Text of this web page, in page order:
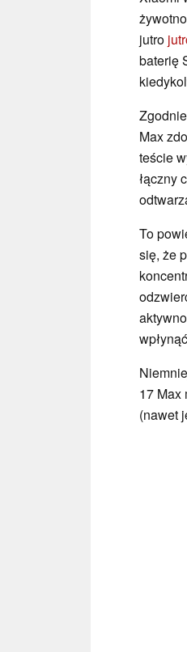
jutro
baterię
Max
teście
łączny
To
się, że
17 Max
(nawet